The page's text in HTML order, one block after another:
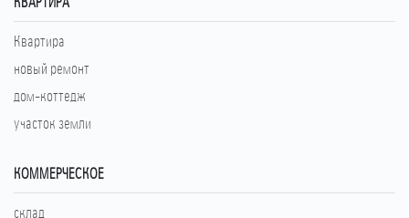
Квартира
новый ремонт
дом-коттедж
участок земли
КОММЕРЧЕСКОЕ
склад